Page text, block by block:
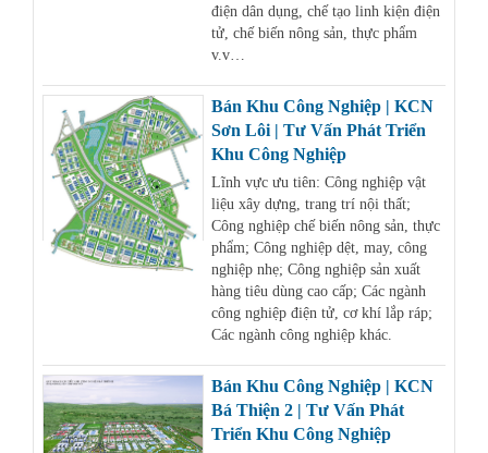
điện dân dụng, chế tạo linh kiện điện
tử, chế biến nông sản, thực phẩm
v.v…
Bán Khu Công Nghiệp | KCN
Sơn Lôi | Tư Vấn Phát Triển
Khu Công Nghiệp
Lĩnh vực ưu tiên: Công nghiệp vật
liệu xây dựng, trang trí nội thất;
Công nghiệp chế biến nông sản, thực
phẩm; Công nghiệp dệt, may, công
nghiệp nhẹ; Công nghiệp sản xuất
hàng tiêu dùng cao cấp; Các ngành
công nghiệp điện tử, cơ khí lắp ráp;
Các ngành công nghiệp khác.
Bán Khu Công Nghiệp | KCN
Bá Thiện 2 | Tư Vấn Phát
Triển Khu Công Nghiệp